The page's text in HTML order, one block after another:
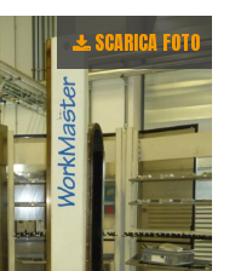
SCARICA FOTO